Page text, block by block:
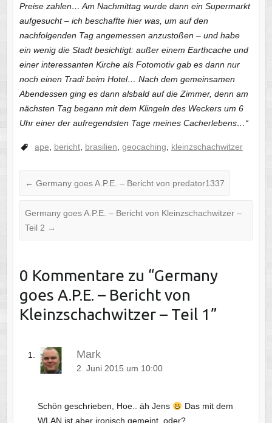
Preise zahlen… Am Nachmittag wurde dann ein Supermarkt
aufgesucht – ich beschaffte hier was, um auf den
nachfolgenden Tag angemessen anzustoßen – und habe
ein wenig die Stadt besichtigt: außer einem Earthcache und
einer interessanten Kirche als Fotomotiv gab es dann nur
noch einen Tradi beim Hotel… Nach dem gemeinsamen
Abendessen ging es dann alsbald auf die Zimmer, denn am
nächsten Tag begann mit dem Klingeln des Weckers um 6
Uhr einer der aufregendsten Tage meines Cacherlebens…“
ape bericht, brasilien geocaching kleinzschachwitzer
← Germany goes A.P.E. – Bericht von predator1337
Germany goes A.P.E. – Bericht von Kleinzschachwitzer –
Teil 2 →
0 Kommentare zu “Germany
goes A.P.E. – Bericht von
Kleinzschachwitzer – Teil 1 ”
Mark
2. Juni 2015 um 10:00
Schön geschrieben, Hoe.. äh Jens
Das mit dem
WLAN ist aber ironisch gemeint, oder?